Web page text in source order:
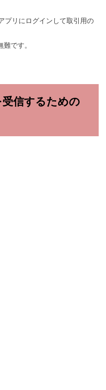
リにログインして取引用の
です。
信するための